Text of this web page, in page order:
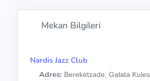
Mekan Bilgileri
Nardis Jazz Club
Adres: Bereketzade, Galata